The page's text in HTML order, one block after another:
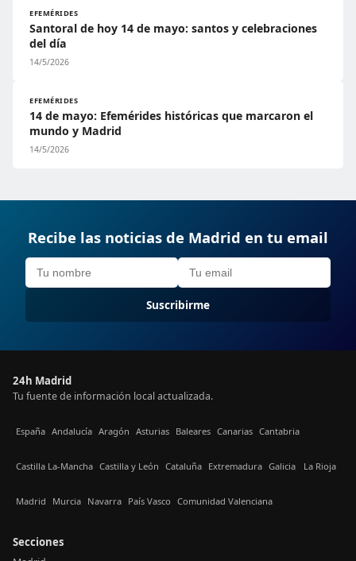
EFEMÉRIDES
Santoral de hoy 14 de mayo: santos y celebraciones
del día
14/5/2026
EFEMÉRIDES
14 de mayo: Efemérides históricas que marcaron el
mundo y Madrid
14/5/2026
Recibe las noticias de Madrid en tu email
Suscribirme
24h Madrid
Tu fuente de información local actualizada.
España Andalucía Aragón Asturias Baleares Canarias Cantabria
Castilla La-Mancha Castilla y León Cataluña Extremadura Galicia La Rioja
Madrid Murcia Navarra País Vasco Comunidad Valenciana
Secciones